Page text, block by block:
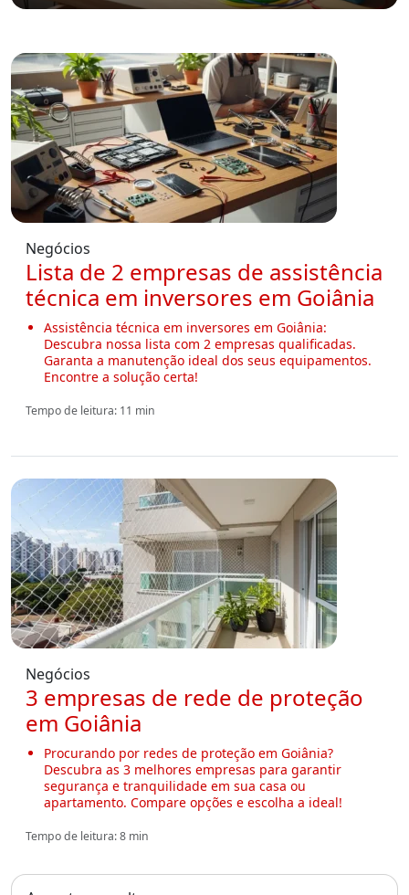
Negócios
Lista de 2 empresas de assistência
técnica em inversores em Goiânia
Assistência técnica em inversores em Goiânia:
Descubra nossa lista com 2 empresas qualificadas.
Garanta a manutenção ideal dos seus equipamentos.
Encontre a solução certa!
Tempo de leitura: 11 min
Negócios
3 empresas de rede de proteção
em Goiânia
Procurando por redes de proteção em Goiânia?
Descubra as 3 melhores empresas para garantir
segurança e tranquilidade em sua casa ou
apartamento. Compare opções e escolha a ideal!
Tempo de leitura: 8 min